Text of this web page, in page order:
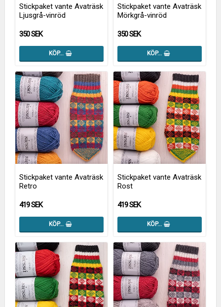
Stickpaket vante Avaträsk
Ljusgrå-vinröd
350 SEK
KÖP…
Stickpaket vante Avaträsk
Mörkgrå-vinröd
350 SEK
KÖP…
Stickpaket vante Avaträsk
Retro
419 SEK
KÖP…
Stickpaket vante Avaträsk
Rost
419 SEK
KÖP…